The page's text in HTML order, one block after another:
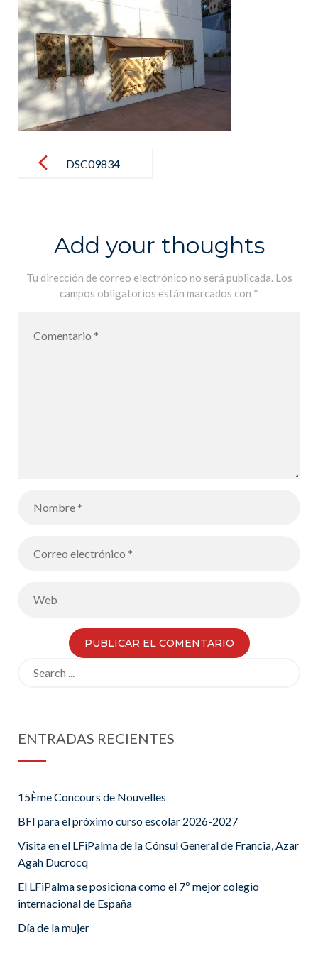
navigationDSC09834
Add your thoughts
Tu dirección de correo electrónico no será publicada. Los
campos obligatorios están marcados con *
ENTRADAS RECIENTES
15Ème Concours de Nouvelles
BFI para el próximo curso escolar 2026-2027
Visita en el LFiPalma de la Cónsul General de Francia, Azar
Agah Ducrocq
El LFiPalma se posiciona como el 7º mejor colegio
internacional de España
Día de la mujer